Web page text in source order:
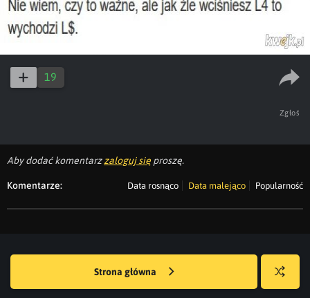
19
Zgłoś
Aby dodać komentarzzaloguj się proszę.
Komentarze: Data rosnąco Data malejąco Popularność
Strona główna